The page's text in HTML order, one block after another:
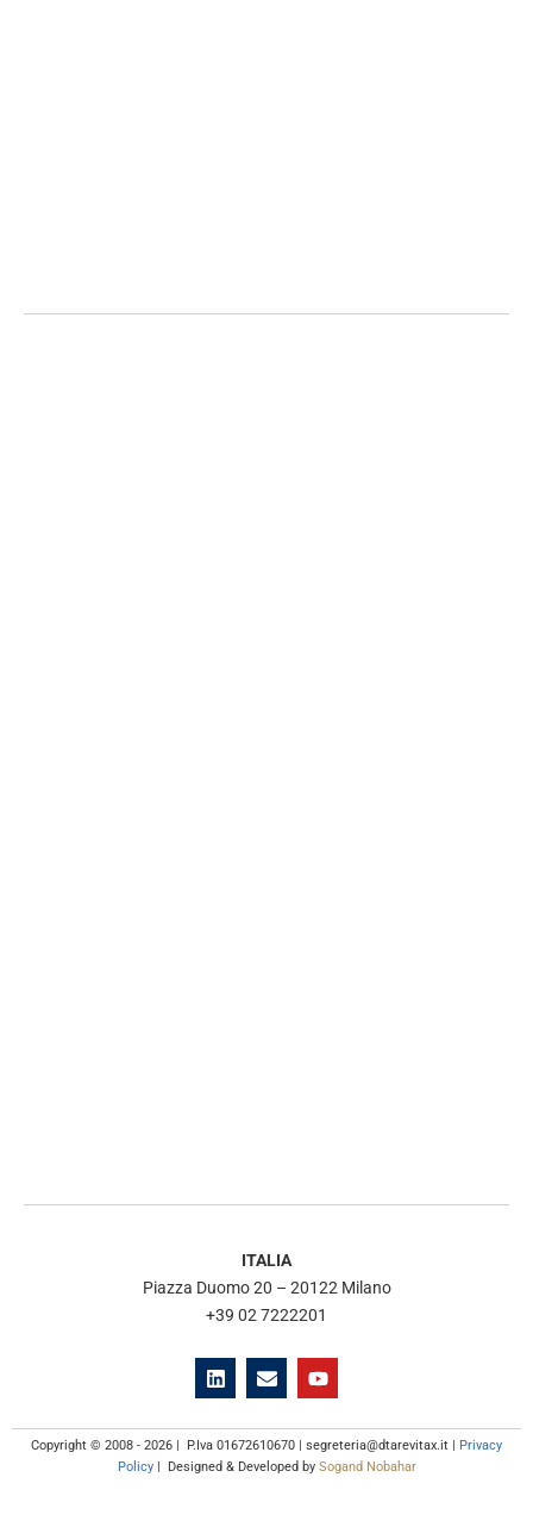
ITALIA
Piazza Duomo 20 – 20122 Milano
+39 02 7222201
L
i
k
e
d
E
n
e
l
o
Y
o
t
u
b
Copyright © 2008 - 2026 | P.Iva 01672610670 | segreteria@dtarevitax.it | Privacy
Policy| Designed & Developed by Sogand Nobahar